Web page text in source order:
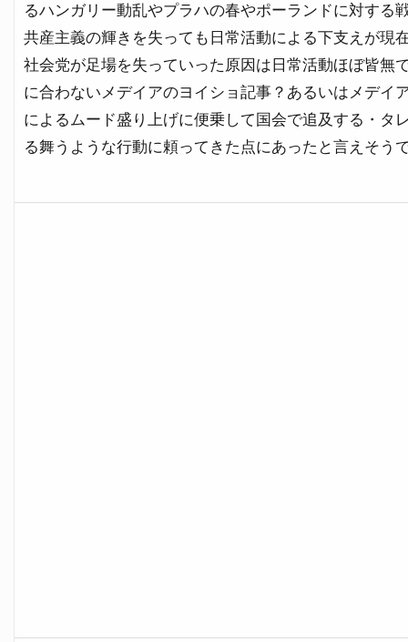
るハンガリー動乱やプラハの春やポーランドに対する
共産主義の輝きを失っても日常活動による下支えが現
社会党が足場を失っていった原因は日常活動ほぼ皆無
に合わないメデイアのヨイショ記事？あるいはメデイ
によるムード盛り上げに便乗して国会で追及する・タ
る舞うような行動に頼ってきた点にあったと言えそう